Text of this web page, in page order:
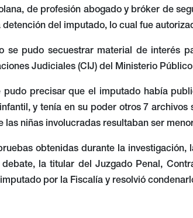
de profesión abogado y bróker de
detención del imputado, lo cual fue
se pudo secuestrar material de interés
Judiciales (CIJ) del Ministerio
pudo precisar que el imputado había
y tenía en su poder otros 7
las niñas involucradas resultaban ser
obtenidas durante la investigación,
la titular del Juzgado Penal,
por la Fiscalía y resolvió